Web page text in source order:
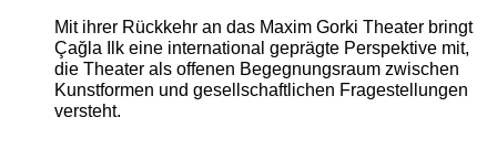
Mit ihrer Rückkehr an das Maxim Gorki Theater bringt
Çağla Ilk eine international geprägte Perspektive mit,
die Theater als offenen Begegnungsraum zwischen
Kunstformen und gesellschaftlichen Fragestellungen
versteht.